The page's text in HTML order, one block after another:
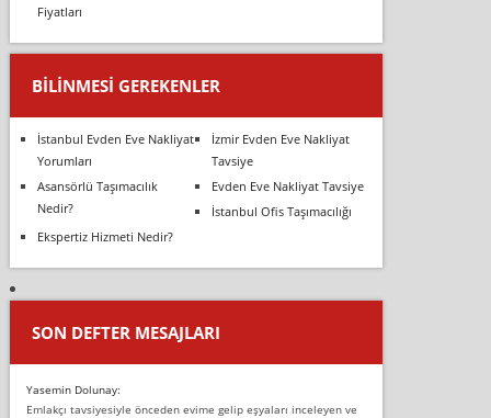
Fiyatları
BILINMESI GEREKENLER
İstanbul Evden Eve Nakliyat
Yorumları
İzmir Evden Eve Nakliyat
Tavsiye
Asansörlü Taşımacılık
Nedir?
Evden Eve Nakliyat Tavsiye
İstanbul Ofis Taşımacılığı
Ekspertiz Hizmeti Nedir?
SON DEFTER MESAJLARI
Yasemin Dolunay:
Emlakçı tavsiyesiyle önceden evime gelip eşyaları inceleyen ve